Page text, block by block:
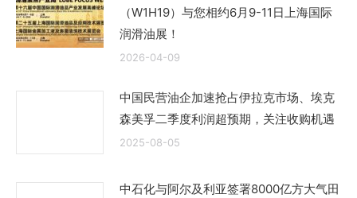
（W1H19）与您相约6月9-11日上海国际
润滑油展！
2026-04-09
中国民营油企加速抢占伊拉克市场、埃克
森美孚二季度利润超预期，关注收购机遇
2025-08-05
中石化与阿尔及利亚签署8000亿方大气田